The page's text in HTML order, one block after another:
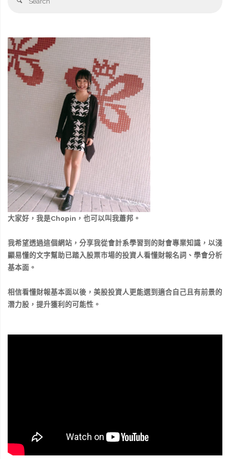
大家好，我是Chopin，也可以叫我蕭邦。
我希望透過這個網站，分享我從會計系學習到的財會專業知識，以淺
顯易懂的文字幫助已踏入股票市場的投資人看懂財報名詞、學會分析
基本面。
相信看懂財報基本面以後，美股投資人更能選到適合自己且有前景的
潛力股，提升獲利的可能性。